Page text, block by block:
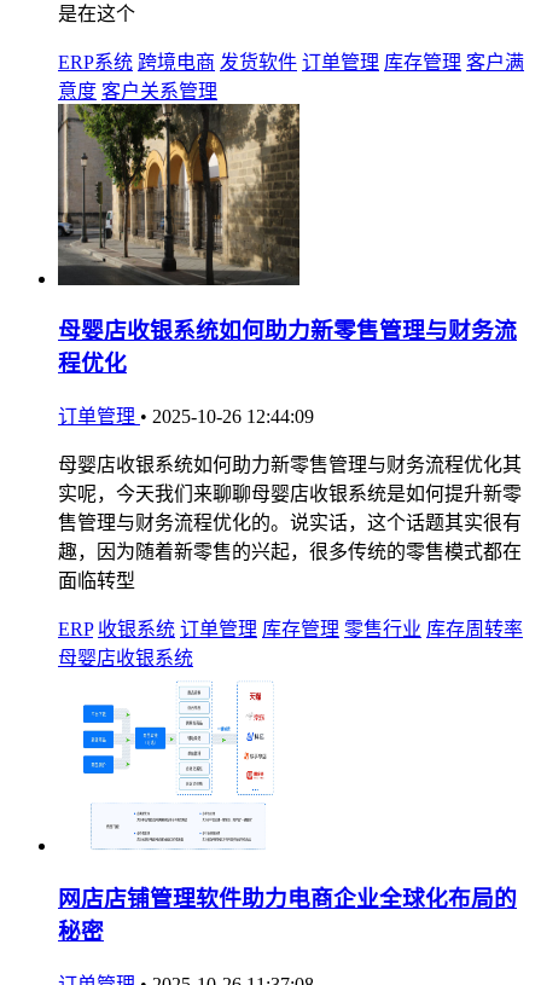
是在这个
ERP系统 跨境电商 发货软件 订单管理 库存管理 客户满
意度 客户关系管理
母婴店收银系统如何助力新零售管理与财务流
程优化
订单管理 • 2025-10-26 12:44:09
母婴店收银系统如何助力新零售管理与财务流程优化其
实呢，今天我们来聊聊母婴店收银系统是如何提升新零
售管理与财务流程优化的。说实话，这个话题其实很有
趣，因为随着新零售的兴起，很多传统的零售模式都在
面临转型
ERP 收银系统 订单管理 库存管理 零售行业 库存周转率
母婴店收银系统
网店店铺管理软件助力电商企业全球化布局的
秘密